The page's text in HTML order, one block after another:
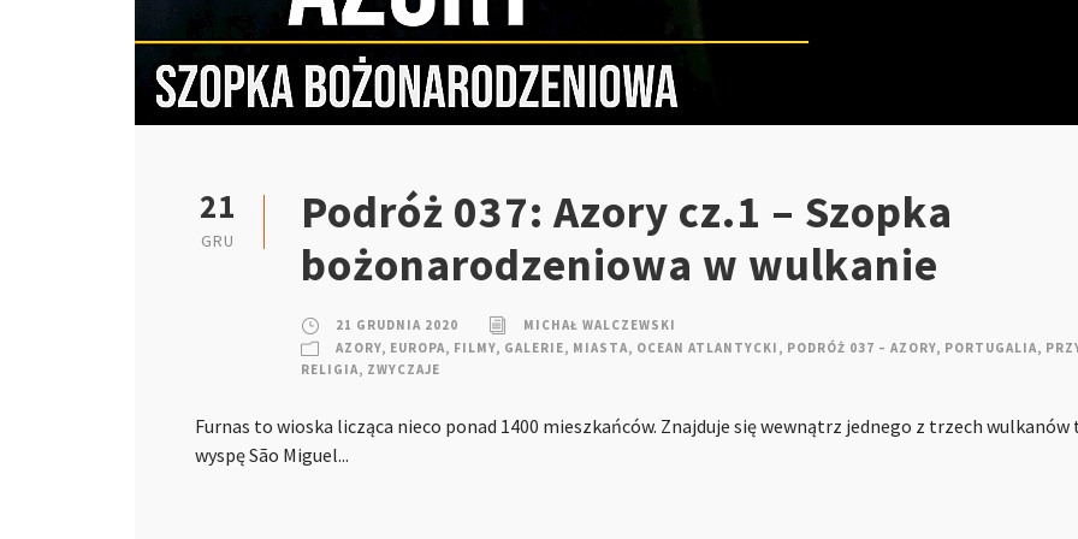
21
GRU
Podróż 037: Azory cz.1 – Szopka
bożonarodzeniowa w wulkanie
21 GRUDNIA 2020
MICHAŁ WALCZEWSKI
AZORY, EUROPA, FILMY, GALERIE, MIASTA, OCEAN ATLANTYCKI , PODRÓŻ 037 – AZORY, PORTUGALIA,
RELIGIA, ZWYCZAJE
Furnas to wioska licząca nieco ponad 1400 mieszkańców. Znajduje się wewnątrz jednego z trzech wulkanów
wyspę São Miguel...